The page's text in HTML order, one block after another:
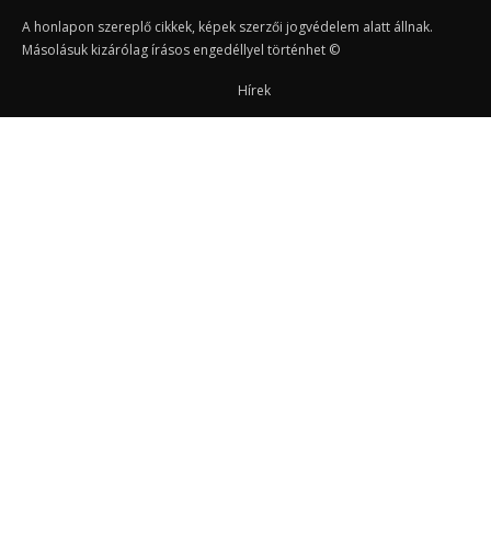
A honlapon szereplő cikkek, képek szerzői jogvédelem alatt állnak.
Másolásuk kizárólag írásos engedéllyel történhet ©
Hírek